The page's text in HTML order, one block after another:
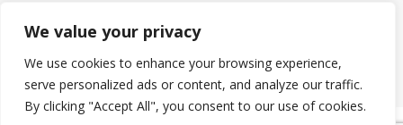
We value your privacy
We use cookies to enhance your browsing experience,
serve personalized ads or content, and analyze our traffic.
By clicking "Accept All", you consent to our use of cookies.